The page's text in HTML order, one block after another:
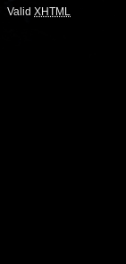
Valid XHTML